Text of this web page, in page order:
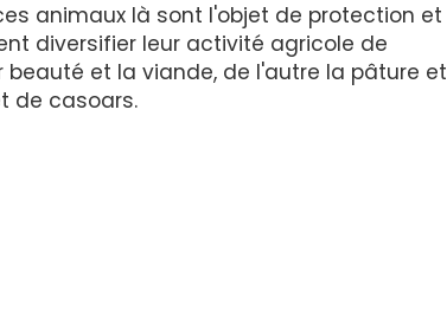
animaux là sont l'objet de protection et
diversifier leur activité agricole de
et la viande, de l'autre la pâture et
de casoars.